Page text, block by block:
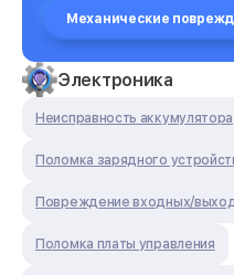
Механические
Электроника
Неисправность аккумулятора
Поломка зарядного
Повреждение входных/
Поломка платы управления